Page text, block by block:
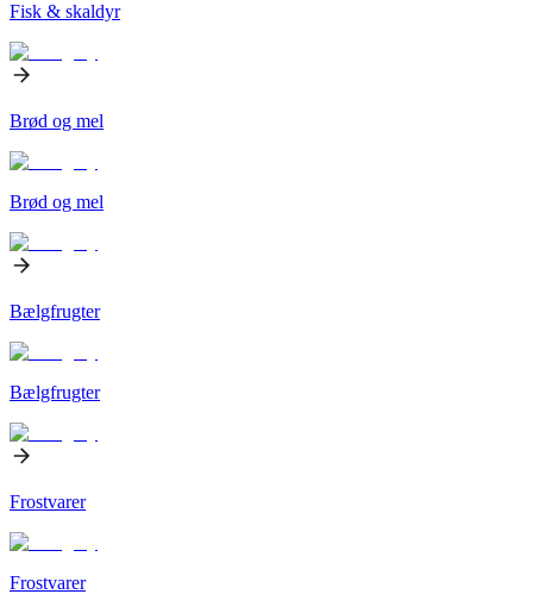
Fisk & skaldyr
Brød og mel
Brød og mel
Bælgfrugter
Bælgfrugter
Frostvarer
Frostvarer